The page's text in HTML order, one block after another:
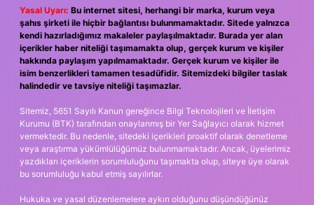
Yasal Uyarı: Bu internet sitesi, herhangi bir marka, kurum veya
şahıs şirketi ile hiçbir bağlantısı bulunmamaktadır. Sitede yalnızca
kendi hazırladığımız makaleler paylaşılmaktadır. Burada yer alan
içerikler haber niteliği taşımamakta olup, gerçek kurum ve kişiler
hakkında paylaşım yapılmamaktadır. Gerçek kurum ve kişiler ile
isim benzerlikleri tamamen tesadüfidir. Sitemizdeki bilgiler taslak
halindedir ve tavsiye niteliği taşımazlar.
Sitemiz, 5651 Sayılı Kanun gereğince Bilgi Teknolojileri ve İletişim
Kurumu (BTK) tarafından onaylanmış bir Yer Sağlayıcı olarak hizmet
vermektedir. Bu nedenle, sitedeki içerikleri proaktif olarak denetleme
veya araştırma yükümlülüğümüz bulunmamaktadır. Ancak, üyelerimiz
yazdıkları içeriklerin sorumluluğunu taşımakta olup, siteye üye olarak
bu sorumluluğu kabul etmiş sayılırlar.
Hukuka ve yasal düzenlemelere aykırı olduğunu düşündüğünüz